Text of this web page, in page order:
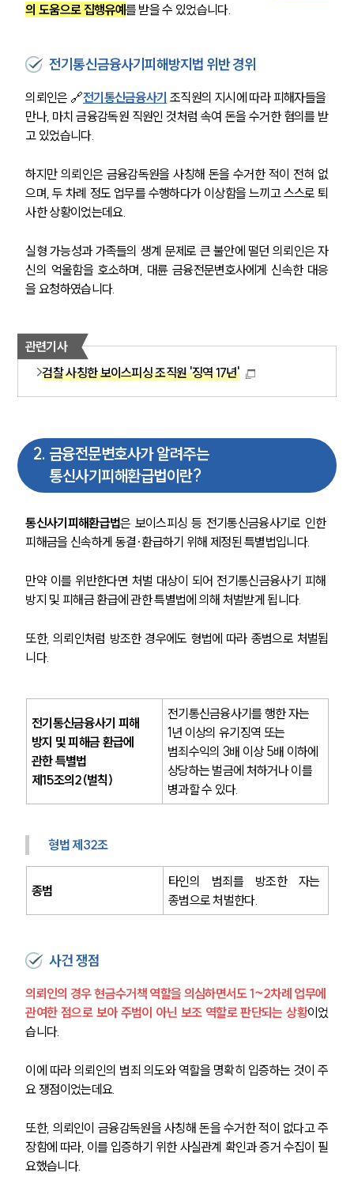
의 도움으로 집행유예를 받을 수 있었습니다.
전기통신금융사기피해방지법 위반 경위
의뢰인은 🔗전기통신금융사기 조직원의 지시에 따라 피해자들을
만나, 마치 금융감독원 직원인 것처럼 속여 돈을 수거한 혐의를 받
고 있었습니다.
하지만 의뢰인은 금융감독원을 사칭해 돈을 수거한 적이 전혀 없
으며, 두 차례 정도 업무를 수행하다가 이상함을 느끼고 스스로 퇴
사한 상황이었는데요.
실형 가능성과 가족들의 생계 문제로 큰 불안에 떨던 의뢰인은 자
신의 억울함을 호소하며, 대륜 금융전문변호사에게 신속한 대응
을 요청하였습니다.
관련기사
검찰 사칭한 보이스피싱 조직원 '징역 17년'
2. 금융전문변호사가 알려주는
통신사기피해환급법이란?
통신사기피해환급법은 보이스피싱 등 전기통신금융사기로 인한
피해금을 신속하게 동결·환급하기 위해 제정된 특별법입니다.
만약 이를 위반한다면 처벌 대상이 되어 전기통신금융사기 피해
방지 및 피해금 환급에 관한 특별법에 의해 처벌받게 됩니다.
또한, 의뢰인처럼 방조한 경우에도 형법에 따라 종범으로 처벌됩
니다.
전기통신금융사기 피해
방지 및 피해금 환급에
관한 특별법
제15조의2(벌칙)
전기통신금융사기를 행한 자는
1년 이상의 유기징역 또는
범죄수익의 3배 이상 5배 이하에
상당하는 벌금에 처하거나 이를
병과할 수 있다.
형법 제32조
종범
타인의 범죄를 방조한 자는
종범으로 처벌한다.
사건 쟁점
의뢰인의 경우 현금수거책 역할을 의심하면서도 1~2차례 업무에
관여한 점으로 보아 주범이 아닌 보조 역할로 판단되는 상황이었
습니다.
이에 따라 의뢰인의 범죄 의도와 역할을 명확히 입증하는 것이 주
요 쟁점이었는데요.
또한, 의뢰인이 금융감독원을 사칭해 돈을 수거한 적이 없다고 주
장함에 따라, 이를 입증하기 위한 사실관계 확인과 증거 수집이 필
요했습니다.